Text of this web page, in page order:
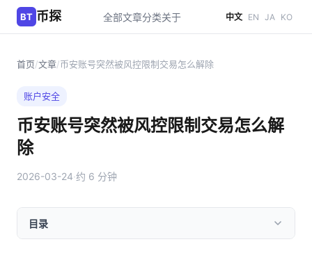
BT 币探 全部文章分类关于 中文 EN JA KO
首页/文章/币安账号突然被风控限制交易怎么解除
账户安全
币安账号突然被风控限制交易怎么解
除
2026-03-24·约 6 分钟
目录